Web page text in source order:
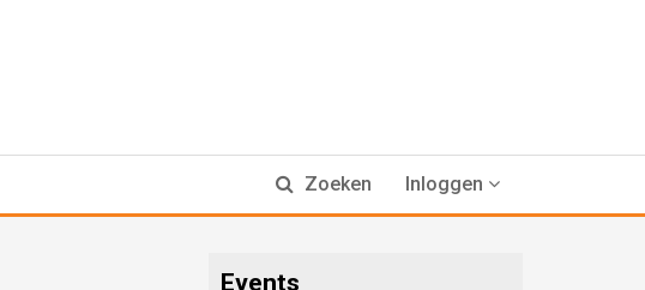
Zoeken Inloggen
Events